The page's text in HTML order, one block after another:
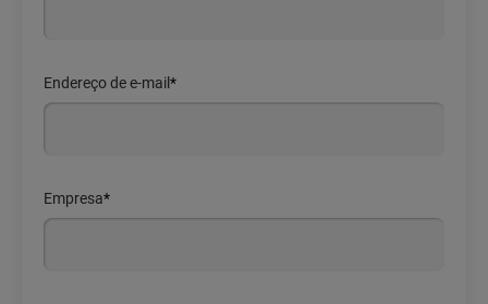
*
Endereço de e-mail
*
Empresa